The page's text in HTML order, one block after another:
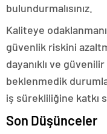
bulundurmalısınız.
Kaliteye
güvenlik riskini
dayanıklı ve
beklenmedik
iş sürekliliğine katkı
Son Düşünceler